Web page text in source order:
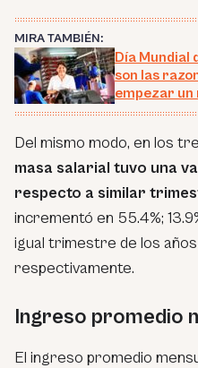
MIRA TAMBIÉN:
Día Mundial
son las
empezar un
Del mismo modo, en los
masa salarial tuvo una
respecto a similar
incrementó en 55.4%;
igual trimestre de los años
respectivamente.
Ingreso promedio
El ingreso promedio